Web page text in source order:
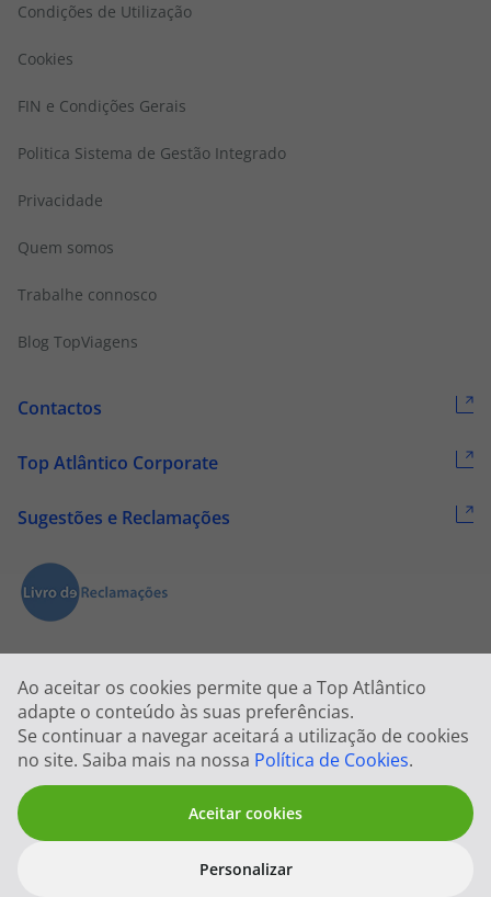
Ao aceitar os cookies permite que a Top Atlântico
adapte o conteúdo às suas preferências.
Se continuar a navegar aceitará a utilização de cookies
no site. Saiba mais na nossa Política de Cookies.
Aceitar cookies
Personalizar
Condições de Utilização
Cookies
FIN e Condições Gerais
Politica Sistema de Gestão Integrado
Privacidade
Quem somos
Trabalhe connosco
Blog TopViagens
Contactos
Top Atlântico Corporate
Sugestões e Reclamações
2026 © Todos os direitos reservados:Top Atlântico, Viagens e Turismo